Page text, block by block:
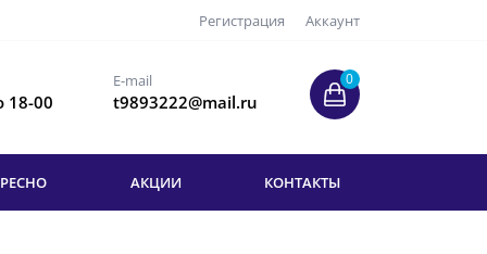
Регистрация Аккаунт
18-00
E-mail
t9893222@mail.ru
0
АКЦИИ КОНТАКТЫ